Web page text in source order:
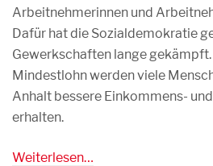
Arbeitnehmerinnen und
Dafür hat die Sozialdemokratie
Gewerkschaften lange
Mindestlohn werden viele
Anhalt bessere Einkommens-
erhalten.
Weiterlesen…